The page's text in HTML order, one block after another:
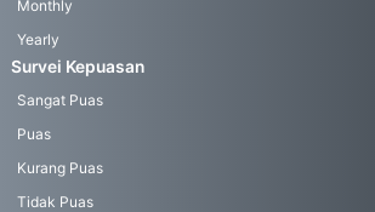
Monthly
Yearly
Survei Kepuasan
Sangat Puas
Puas
Kurang Puas
Tidak Puas